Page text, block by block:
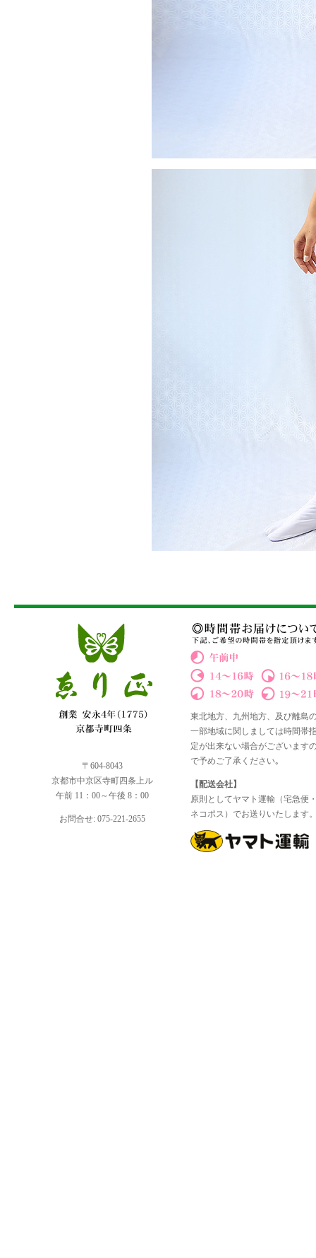
〒604-8043
京都市中京区寺町四条上ル
午前 11：00～午後 8：00
お問合せ: 075-221-2655
東北地方、九州地方、及び離島
一部地域に関しましては時間帯
定が出来ない場合がございます
で予めご了承ください｡
【配送会社】
原則としてヤマト運輸（宅急便
ネコポス）でお送りいたします